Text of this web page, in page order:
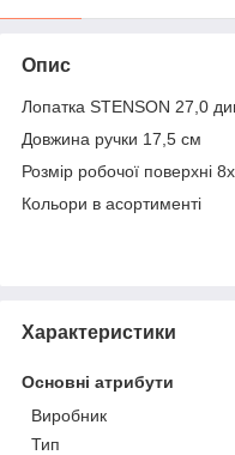
Опис
Лопатка STENSON 27,0
Довжина ручки 17,5 см
Розмір робочої поверхні
Кольори в асортименті
Характеристики
Основні атрибути
Виробник
Тип